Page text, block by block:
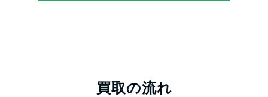
買取の流れ